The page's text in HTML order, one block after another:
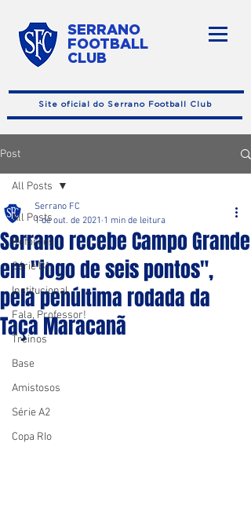
SERRANO
FOOTBALL
CLUB
Site oficial do Serrano Football Club
Post
All Posts
Reforços
Série B1
Institucional
Fala, Professor!
Treinos
Base
Amistosos
Série A2
Copa RIo
All Posts
Serrano recebe Campo Grande
em "jogo de seis pontos",
pela penúltima rodada da
Taça Maracanã
Serrano FC
1 de out. de 2021 1 min de leitura